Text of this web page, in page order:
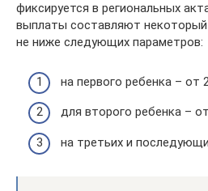
фиксируется в региональных
выплаты составляют
не ниже следующих параметров:
на первого ребенка – от
для второго ребенка –
на третьих и